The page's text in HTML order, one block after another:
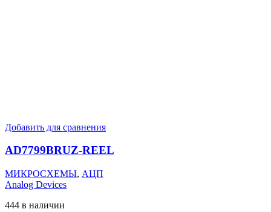
Добавить для сравнения
AD7799BRUZ-REEL
МИКРОСХЕМЫ, АЦП
Analog Devices
444 в наличии